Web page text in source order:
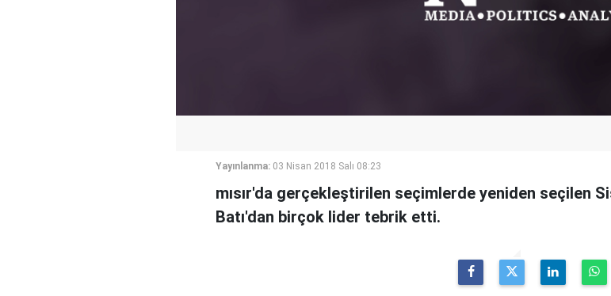
Yayınlanma: 03 Nisan 2018 Salı 08:23
mısır'da gerçekleştirilen seçimlerde yeniden seçilen
Batı'dan birçok lider tebrik etti.